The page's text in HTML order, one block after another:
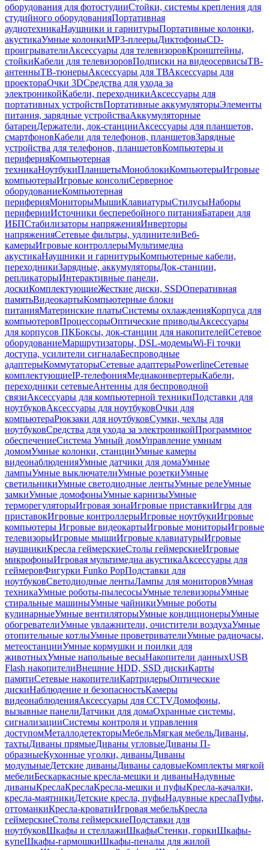
оборудования для фотостудииСтойки, системы крепления для
студийного оборудованияПортативная
аудиотехникаНаушники и гарнитурыПортативные колонки,
акустикаУмные колонкиMP3-плеерыДиктофоныCD-
проигрывателиАксессуары для телевизоровКронштейны,
стойкиКабели для телевизоровПодписки на видеосервисыТВ-
антенныТВ-тюнерыАксессуары для ТВАксессуары для
проектораОчки 3DСредства для ухода за
электроникойКабели, переходникиАксессуары для
портативных устройствПортативные аккумуляторыЭлементы
питания, зарядные устройстваАккумуляторные
батареиДержатели, док-станцииАксессуары для планшетов,
смартфоновКабели для телефонов, планшетовЗарядные
устройства для телефонов, планшетовКомпьютеры и
периферияКомпьютерная
техникаНоутбукиПланшетыМоноблокиКомпьютерыИгровые
компьютерыИгровые консолиСерверное
оборудованиеКомпьютерная
периферияМониторыМышиКлавиатурыСтилусыНаборы
периферииИсточники бесперебойного питанияБатареи для
ИБПСтабилизаторы напряженияИнверторы
напряженияСетевые фильтры, удлинителиВеб-
камерыИгровые контроллерыМультимедиа
акустикаНаушники и гарнитурыКомпьютерные кабели,
переходникиЗарядные, аккумуляторыДок-станции,
репликаторыИнтерактивные панели,
доскиКомплектующиеЖесткие диски, SSDОперативная
памятьВидеокартыКомпьютерные блоки
питанияМатеринские платыСистемы охлажденияКорпуса для
компьютеровПроцессорыОптические приводыАксессуары
для корпусов ПКБоксы, док-станции для накопителейСетевое
оборудованиеМаршрутизаторы, DSL-модемыWi-Fi точки
доступа, усилители сигналаБеспроводные
адаптерыКоммутаторыСетевые адаптерыPowerlineСетевые
комплектующиеIP-телефонияМедиаконвертерыКабели,
переходники сетевыеАнтенны для беспроводной
связиАксессуары для компьютерной техникиПодставки для
ноутбуковАксессуары для ноутбуковОчки для
компьютераРюкзаки для ноутбуковСумки, чехлы для
ноутбуковСредства для ухода за электроникойПрограммное
обеспечениеСистема Умный домУправление умным
домомУмные колонки, станцииУмные камеры
видеонаблюденияУмные датчики для домаУмные
лампыУмные выключателиУмные розеткиУмные
светильникиУмные светодиодные лентыУмные релеУмные
замкиУмные домофоныУмные карнизыУмные
терморегуляторыИгровая зонаИгровые приставкиИгры для
приставокИгровые контроллерыИгровые ноутбукиИгровые
компьютеры Игровые видеокартыИгровые мониторыИгровые
телевизорыИгровые мышиИгровые клавиатурыИгровые
наушникиКресла геймерскиеСтолы геймерскиеИгровые
микрофоныИгровая мультимедиа акустикаАксессуары для
геймеровФигурки Funko PopПодставки для
ноутбуковСветодиодные лентыЛампы для мониторовУмная
техникаУмные роботы-пылесосыУмные телевизорыУмные
стиральные машиныУмные чайникиУмные роботы
кулинарныеУмные вентиляторыУмные кондиционерыУмные
обогревателиУмные увлажнители, очистители воздухаУмные
отопительные котлыУмные проветривателиУмные радиочасы,
метеостанцииУмные кормушки и поилки для
животныхУмные напольные весыНакопители данныхUSB
Flash накопителиВнешние HDD, SSD дискиКарты
памятиСетевые накопителиКартридерыОптические
дискиНаблюдение и безопасностьКамеры
видеонаблюденияАксессуары для CCTVДомофоны,
вызывные панелиДатчики для домаОхранные системы,
сигнализацииСистемы контроля и управления
доступомМеталлодетекторыМебельМягкая мебельДиваны,
тахтыДиваны прямыеДиваны угловыеДиваны П-
образныеКухонные уголки, диваныДиваны
модульныеДетские диваныДиваны садовыеКомплекты мягкой
мебелиБескаркасные кресла-мешки и диваныНадувные
диваныКреслаКреслаКресла-мешки и пуфыКресла-качалки,
кресла-маятникиДетские кресла, пуфыНадувные креслаПуфы,
оттоманкиКресла-кроватиИгровая мебельКресла
геймерскиеСтолы геймерскиеПодставки для
ноутбуковШкафы и стеллажиШкафыСтенки, горкиШкафы-
купеШкафы-гармошкиШкафы-пеналы для жилой